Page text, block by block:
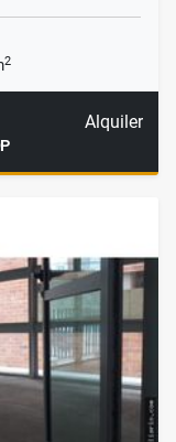
2
Alquiler